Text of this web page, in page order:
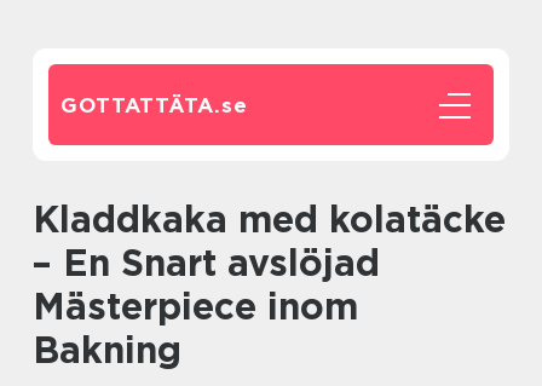
GOTTATTÄTA.se
Kladdkaka med kolatäcke
– En Snart avslöjad
Mästerpiece inom
Bakning